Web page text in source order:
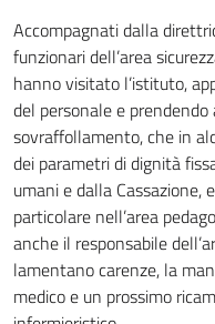
Accompagnati dalla
funzionari dell’area
hanno visitato l’istituto,
del personale e
sovraffollamento, che in
dei parametri di dignità
umani e dalla Cassazione,
particolare nell’area
anche il responsabile
lamentano carenze, la
medico e un prossimo